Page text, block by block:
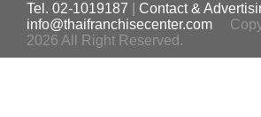
Tel. 02-1019187
Contact &
info@thaifranchisecenter.com
2026 All Right Reserved.